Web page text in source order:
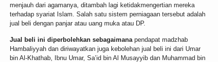
menjauh dari agamanya, ditambah lagi ketidakmengertian mereka
terhadap syariat Islam. Salah satu sistem perniagaan tersebut adalah
jual beli dengan panjar atau uang muka atau DP.
Jual beli ini diperbolehkan sebagaimana pendapat madzhab
Hambaliyyah dan diriwayatkan juga kebolehan jual beli ini dari Umar
bin Al-Khathab, Ibnu Umar, Sa’id bin Al Musayyib dan Muhammad bin